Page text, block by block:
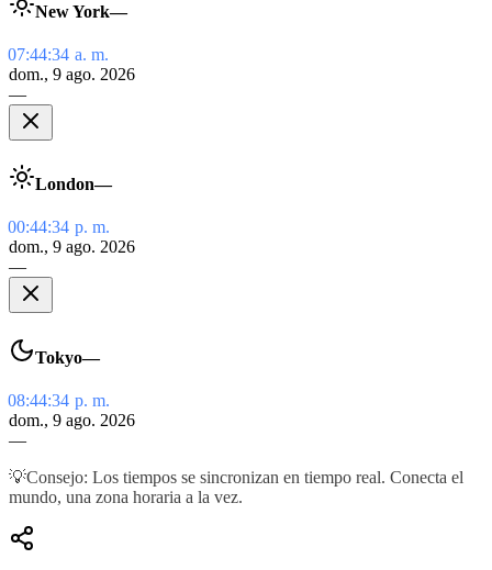
New York—
07:44:34 a. m.
dom., 9 ago. 2026
—
London—
00:44:34 p. m.
dom., 9 ago. 2026
—
Tokyo—
08:44:34 p. m.
dom., 9 ago. 2026
—
💡Consejo: Los tiempos se sincronizan en tiempo real. Conecta el
mundo, una zona horaria a la vez.